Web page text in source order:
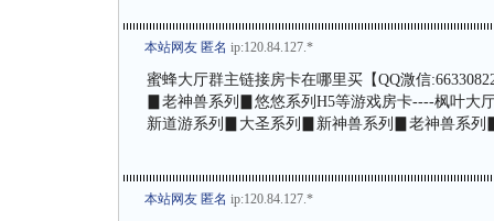
本站网友 匿名 ip:120.84.127.*
蜜蜂大厅群主链接房卡在哪里买【QQ溦信
▊老神兽系列▊悠悠系列H5等游戏房卡----枫叶大
新道游系列▊大圣系列▊新神兽系列▊老神兽系列
本站网友 匿名 ip:120.84.127.*